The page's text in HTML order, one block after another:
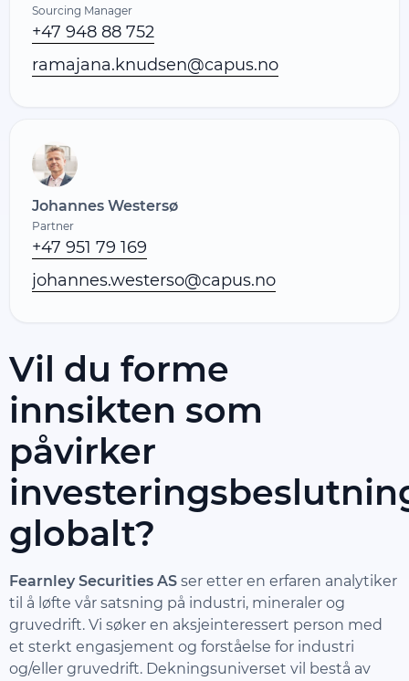
Vil du forme
innsikten som
påvirker
globalt?
Fearnley Securities AS ser etter en erfaren analytiker
til å løfte vår satsning på industri, mineraler og
gruvedrift. Vi søker en aksjeinteressert person med
et sterkt engasjement og forståelse for industri
og/eller gruvedrift. Dekningsuniverset vil bestå av
Sourcing Manager
+47 948 88 752
ramajana.knudsen@capus.no
Johannes Westersø
Partner
+47 951 79 169
johannes.westerso@capus.no